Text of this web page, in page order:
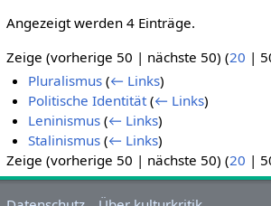
Angezeigt werden 4 Einträge.
Zeige (vorherige 50 | nächste 50) (20 |
Pluralismus (← Links)
Politische Identität (← Links)
Leninismus (← Links)
Stalinismus (← Links)
Zeige (vorherige 50 | nächste 50) (20 |